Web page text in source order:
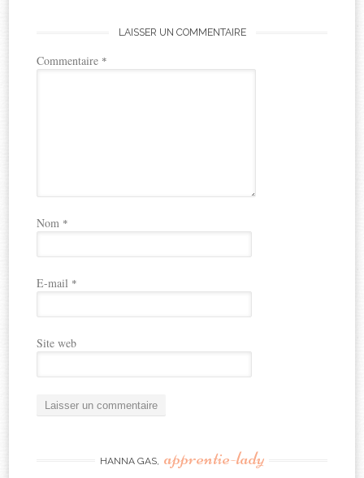
LAISSER UN COMMENTAIRE
Commentaire *
Nom *
E-mail *
Site web
HANNA GAS, apprentie-lady